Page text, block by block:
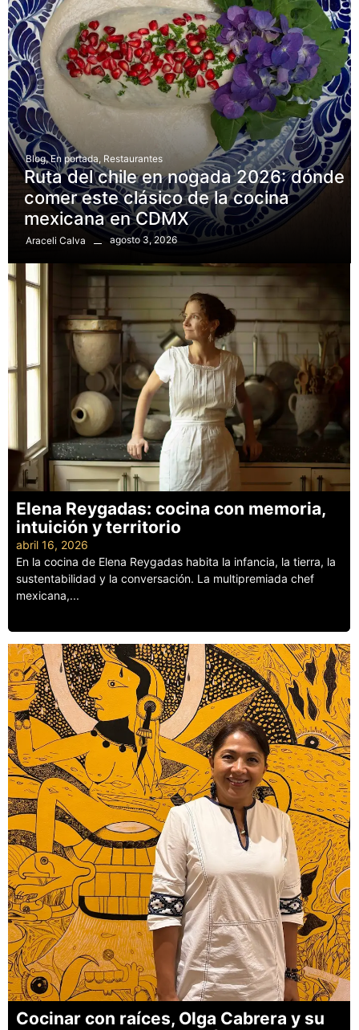
Blog, En portada Restaurantes
Ruta del chile en nogada 2026: dónde
comer este clásico de la cocina
mexicana en CDMX
Araceli Calva agosto 3, 2026
Elena Reygadas: cocina con memoria,
intuición y territorio
abril 16, 2026
En la cocina de Elena Reygadas habita la infancia, la tierra, la
sustentabilidad y la conversación. La multipremiada chef
mexicana,...
Cocinar con raíces, Olga Cabrera y su